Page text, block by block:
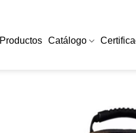
Productos Catálogo